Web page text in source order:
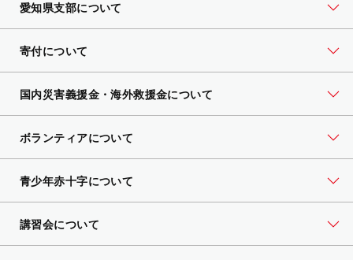
愛知県支部について
寄付について
国内災害義援金・海外救援金について
ボランティアについて
青少年赤十字について
講習会について